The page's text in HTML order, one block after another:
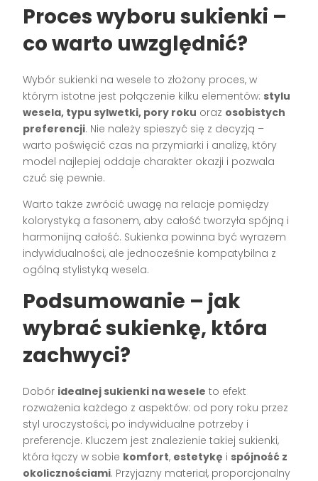
Proces wyboru sukienki –
co warto uwzględnić?
Wybór sukienki na wesele to złożony proces, w
którym istotne jest połączenie kilku elementów: stylu
wesela, typu sylwetki, pory roku oraz osobistych
preferencji. Nie należy spieszyć się z decyzją –
warto poświęcić czas na przymiarki i analizę, który
model najlepiej oddaje charakter okazji i pozwala
czuć się pewnie.
Warto także zwrócić uwagę na relacje pomiędzy
kolorystyką a fasonem, aby całość tworzyła spójną i
harmonijną całość. Sukienka powinna być wyrazem
indywidualności, ale jednocześnie kompatybilna z
ogólną stylistyką wesela.
Podsumowanie – jak
wybrać sukienkę, która
zachwyci?
Dobór idealnej sukienki na wesele to efekt
rozważenia każdego z aspektów: od pory roku przez
styl uroczystości, po indywidualne potrzeby i
preferencje. Kluczem jest znalezienie takiej sukienki,
która łączy w sobie komfort, estetykę i spójność z
okolicznościami. Przyjazny materiał, proporcjonalny